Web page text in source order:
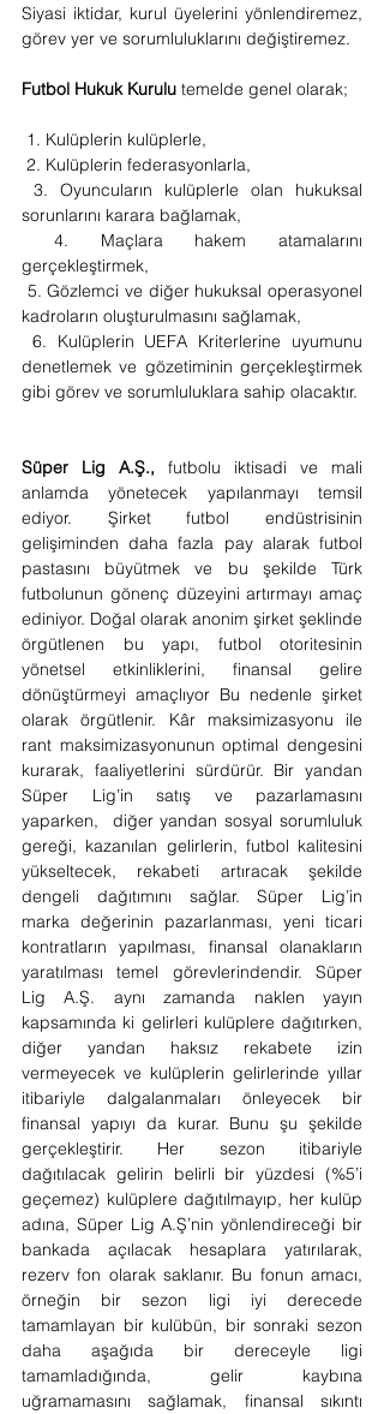
Siyasi iktidar, kurul üyelerini yönlendiremez,
görev yer ve sorumluluklarını değiştiremez.
Futbol Hukuk Kurulu temelde genel olarak;
1. Kulüplerin kulüplerle,
2. Kulüplerin federasyonlarla,
3. Oyuncuların kulüplerle olan hukuksal
sorunlarını karara bağlamak,
4. Maçlara hakem atamalarını
gerçekleştirmek,
5. Gözlemci ve diğer hukuksal operasyonel
kadroların oluşturulmasını sağlamak,
6. Kulüplerin UEFA Kriterlerine uyumunu
denetlemek ve gözetiminin gerçekleştirmek
gibi görev ve sorumluluklara sahip olacaktır.
Süper Lig A.Ş., futbolu iktisadi ve mali
anlamda yönetecek yapılanmayı temsil
ediyor. Şirket futbol endüstrisinin
gelişiminden daha fazla pay alarak futbol
pastasını büyütmek ve bu şekilde Türk
futbolunun gönenç düzeyini artırmayı amaç
ediniyor. Doğal olarak anonim şirket şeklinde
örgütlenen bu yapı, futbol otoritesinin
yönetsel etkinliklerini, finansal gelire
dönüştürmeyi amaçlıyor Bu nedenle şirket
olarak örgütlenir. Kâr maksimizasyonu ile
rant maksimizasyonunun optimal dengesini
kurarak, faaliyetlerini sürdürür. Bir yandan
Süper Lig’in satış ve pazarlamasını
yaparken,  diğer yandan sosyal sorumluluk
gereği, kazanılan gelirlerin, futbol kalitesini
yükseltecek, rekabeti artıracak şekilde
dengeli dağıtımını sağlar. Süper Lig’in
marka değerinin pazarlanması, yeni ticari
kontratların yapılması, finansal olanakların
yaratılması temel görevlerindendir. Süper
Lig A.Ş. aynı zamanda naklen yayın
kapsamında ki gelirleri kulüplere dağıtırken,
diğer yandan haksız rekabete izin
vermeyecek ve kulüplerin gelirlerinde yıllar
itibariyle dalgalanmaları önleyecek bir
finansal yapıyı da kurar. Bunu şu şekilde
gerçekleştirir. Her sezon itibariyle
dağıtılacak gelirin belirli bir yüzdesi (%5’i
geçemez) kulüplere dağıtılmayıp, her kulüp
adına, Süper Lig A.Ş’nin yönlendireceği bir
bankada açılacak hesaplara yatırılarak,
rezerv fon olarak saklanır. Bu fonun amacı,
örneğin bir sezon ligi iyi derecede
tamamlayan bir kulübün, bir sonraki sezon
daha aşağıda bir dereceyle ligi
tamamladığında, gelir kaybına
uğramamasını sağlamak, finansal sıkıntı